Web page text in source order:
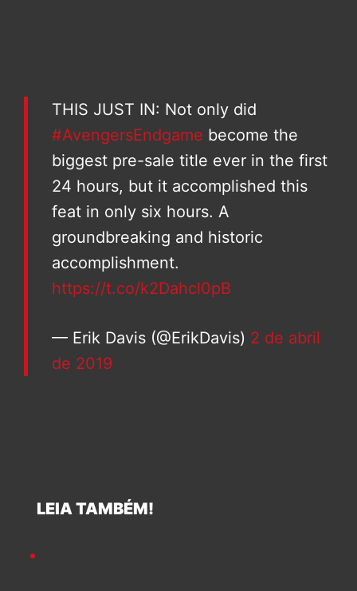
THIS JUST IN: Not only did
#AvengersEndgame become the
biggest pre-sale title ever in the first
24 hours, but it accomplished this
feat in only six hours. A
groundbreaking and historic
accomplishment.
https://t.co/k2Dahcl0pB
— Erik Davis (@ErikDavis) 2 de abril
de 2019
LEIA TAMBÉM!